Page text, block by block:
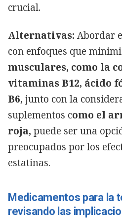
crucial.
Alternativas: Abordar
con enfoques que
musculares, como la
vitaminas B12, ácido
B6, junto con la
suplementos como el
roja, puede ser una
preocupados por los
estatinas.
Medicamentos para la
revisando las